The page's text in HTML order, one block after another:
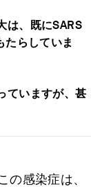
は、既にSARS
たらしていま
ていますが、甚
の感染症は、